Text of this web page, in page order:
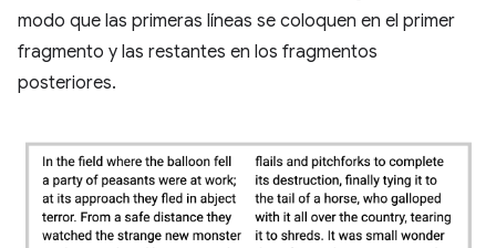
modo que las primeras líneas se coloquen en el primer
fragmento y las restantes en los fragmentos
posteriores.